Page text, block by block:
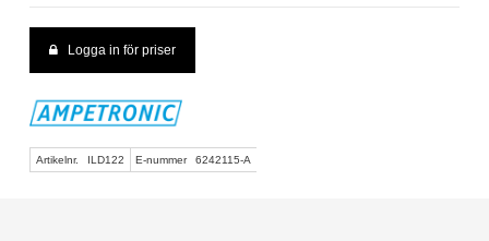
Logga in för priser
Artikelnr. ILD122 E-nummer 6242115-A